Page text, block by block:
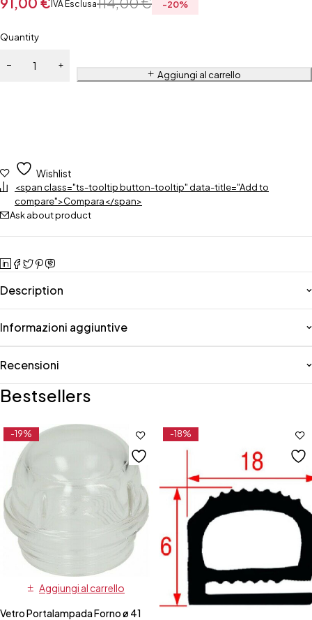
IVA Esclusa -20%
Quantity
Aggiungi al carrello
Wishlist
<span class="ts-tooltip button-tooltip" data-title="Add to
compare">Compara</span>
Ask about product
Description
Informazioni aggiuntive
Recensioni
Bestsellers
-19%
Aggiungi al carrello
Vetro Portalampada Forno ø 41
-18%